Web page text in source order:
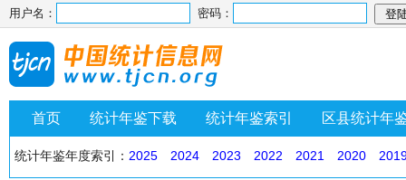
用户名： 密码：
首页 统计年鉴下载 统计年鉴索引 区县统计年
统计年鉴年度索引： 2025 2024 2023 2022 2021 2020